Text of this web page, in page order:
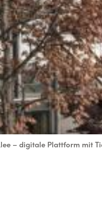
– digitale Plattform mit